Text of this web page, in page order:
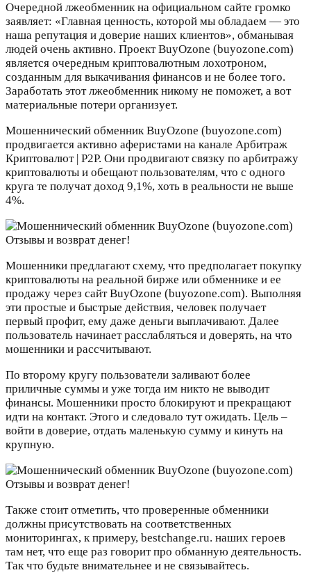
Очередной лжеобменник на официальном сайте громко
заявляет: «Главная ценность, которой мы обладаем — это
наша репутация и доверие наших клиентов», обманывая
людей очень активно. Проект BuyOzone (buyozone.com)
является очередным криптовалютным лохотроном,
созданным для выкачивания финансов и не более того.
Заработать этот лжеобменник никому не поможет, а вот
материальные потери организует.
Мошеннический обменник BuyOzone (buyozone.com)
продвигается активно аферистами на канале Apбитраж
Кpиптовалют | Р2P. Они продвигают связку по арбитражу
криптовалюты и обещают пользователям, что с одного
круга те получат доход 9,1%, хоть в реальности не выше
4%.
Мошенники предлагают схему, что предполагает покупку
криптовалюты на реальной бирже или обменнике и ее
продажу через сайт BuyOzone (buyozone.com). Выполняя
эти простые и быстрые действия, человек получает
первый профит, ему даже деньги выплачивают. Далее
пользователь начинает расслабляться и доверять, на что
мошенники и рассчитывают.
По второму кругу пользователи заливают более
приличные суммы и уже тогда им никто не выводит
финансы. Мошенники просто блокируют и прекращают
идти на контакт. Этого и следовало тут ожидать. Цель –
войти в доверие, отдать маленькую сумму и кинуть на
крупную.
Также стоит отметить, что проверенные обменники
должны присутствовать на соответственных
мониторингах, к примеру, bestchange.ru. наших героев
там нет, что еще раз говорит про обманную деятельность.
Так что будьте внимательнее и не связывайтесь.